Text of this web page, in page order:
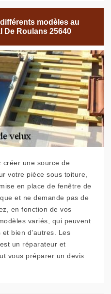
modèles au
De Roulans 25640
créer une source de
votre pièce sous toiture,
en place de fenêtre de
et ne demande pas de
en fonction de vos
variés, qui peuvent
bien d’autres. Les
un réparateur et
vous préparer un devis